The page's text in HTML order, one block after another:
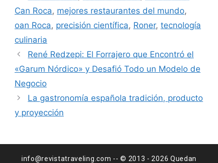
Can Roca, mejores restaurantes del mundo,
oan Roca, precisión científica, Roner, tecnología
culinaria
René Redzepi: El Forrajero que Encontró el
«Garum Nórdico» y Desafió Todo un Modelo de
Negocio
La gastronomía española tradición, producto
y proyección
info@revistatraveling.com -- © 2013 - 2026 Quedan